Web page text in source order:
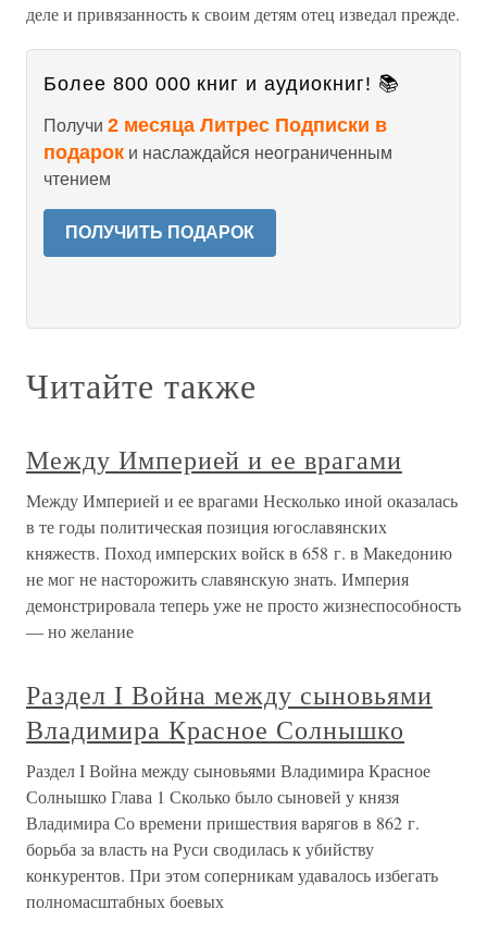
деле и привязанность к своим детям отец изведал прежде.
Более 800 000 книг и аудиокниг! 📚
Получи 2 месяца Литрес Подписки в
подарок и наслаждайся неограниченным
чтением
ПОЛУЧИТЬ ПОДАРОК
Читайте также
Между Империей и ее врагами
Между Империей и ее врагами Несколько иной оказалась
в те годы политическая позиция югославянских
княжеств. Поход имперских войск в 658 г. в Македонию
не мог не насторожить славянскую знать. Империя
демонстрировала теперь уже не просто жизнеспособность
— но желание
Раздел I Война между сыновьями
Владимира Красное Солнышко
Раздел I Война между сыновьями Владимира Красное
Солнышко Глава 1 Сколько было сыновей у князя
Владимира Со времени пришествия варягов в 862 г.
борьба за власть на Руси сводилась к убийству
конкурентов. При этом соперникам удавалось избегать
полномасштабных боевых